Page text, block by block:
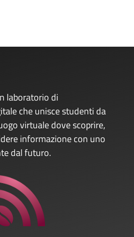
laboratorio di
che unisce studenti da
virtuale dove scoprire,
informazione con uno
dal futuro.